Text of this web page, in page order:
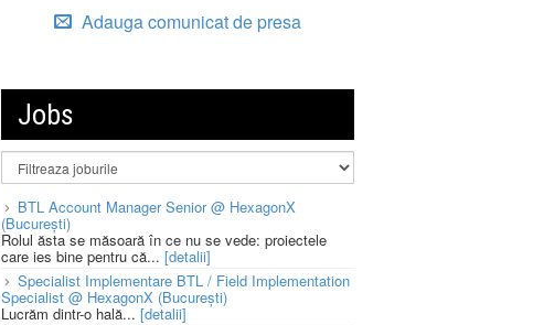
Adauga comunicat de presa
Jobs
BTL Account Manager Senior @ HexagonX
(București)
Rolul ăsta se măsoară în ce nu se vede: proiectele
care ies bine pentru că... [detalii]
Specialist Implementare BTL / Field Implementation
Specialist @ HexagonX (București)
Lucrăm dintr-o hală... [detalii]